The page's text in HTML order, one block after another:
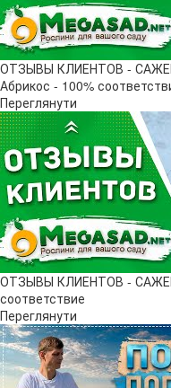
ОТЗЫВЫ КЛИЕНТОВ -
Абрикос - 100%
Переглянути
ОТЗЫВЫ КЛИЕНТОВ -
соответствие
Переглянути